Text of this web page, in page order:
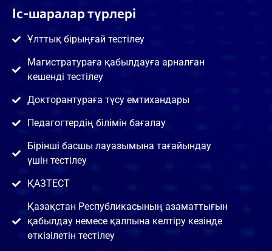
Іс-шаралар түрлері
Ұлттық бірыңғай тестілеу
Магистратураға қабылдауға арналған
кешенді тестілеу
Докторантураға түсу емтихандары
Педагогтердің білімін бағалау
Бірінші басшы лауазымына тағайындау
үшін тестілеу
ҚАЗТЕСТ
Қазақстан Республикасының азаматтығын
қабылдау немесе қалпына келтіру кезінде
өткізілетін тестілеу